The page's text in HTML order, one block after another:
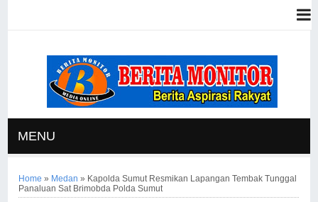
MENU
Home » Medan » Kapolda Sumut Resmikan Lapangan Tembak Tunggal
Panaluan Sat Brimobda Polda Sumut